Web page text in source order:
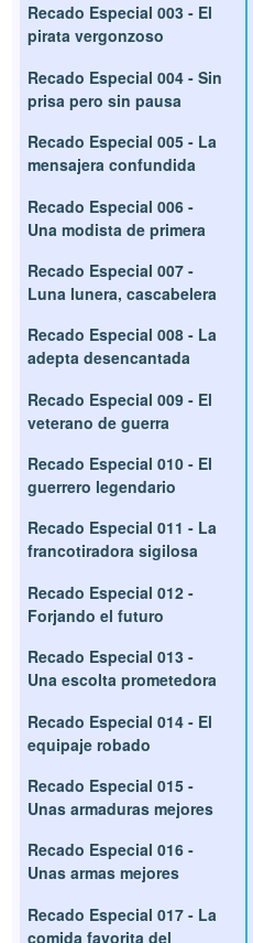
Recado Especial 003 - El
pirata vergonzoso
Recado Especial 004 - Sin
prisa pero sin pausa
Recado Especial 005 - La
mensajera confundida
Recado Especial 006 -
Una modista de primera
Recado Especial 007 -
Luna lunera, cascabelera
Recado Especial 008 - La
adepta desencantada
Recado Especial 009 - El
veterano de guerra
Recado Especial 010 - El
guerrero legendario
Recado Especial 011 - La
francotiradora sigilosa
Recado Especial 012 -
Forjando el futuro
Recado Especial 013 -
Una escolta prometedora
Recado Especial 014 - El
equipaje robado
Recado Especial 015 -
Unas armaduras mejores
Recado Especial 016 -
Unas armas mejores
Recado Especial 017 - La
comida favorita del